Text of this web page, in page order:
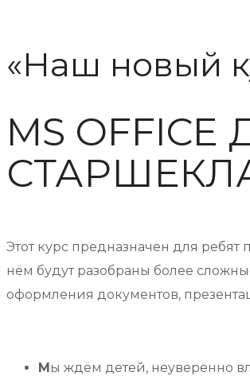
«Наш новый
MS OFFICE
Этот курс предназначен для ребят
нём будут разобраны более
оформления документов,
Мы ждём детей, неуверенно